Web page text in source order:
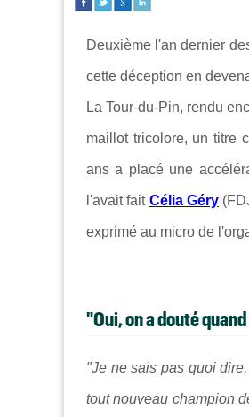
Deuxième l'an dernier
cette déception en
La Tour-du-Pin, rendu
maillot tricolore, un titre
ans a placé une
l'avait fait Célia Géry
exprimé au micro de
"Oui, on a douté
"Je ne sais pas quoi
tout nouveau champion